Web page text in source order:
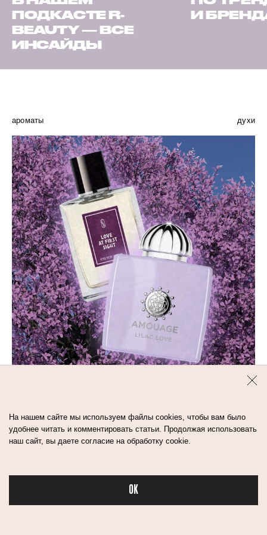
Бьюти в спорте
ПОДКАСТЕ R-
BEAUTY — ВСЕ
ИНСАЙДЫ
И
ароматы духи
11 ФЛАКОНОВ С ЗАПАХОМ
СИРЕНИ. ВЫБИРАЮТ
ПАРФЮМЕРНЫЕ
На нашем сайте мы используем файлы cookies, чтобы вам было
удобнее читать и комментировать статьи. Продолжая использовать
наш сайт, вы даете согласие на обработку cookie.
OK